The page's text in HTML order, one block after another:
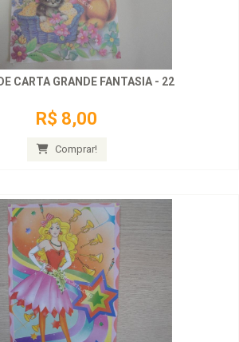
CARTA GRANDE FANTASIA - 22
R$ 8,00
Comprar!